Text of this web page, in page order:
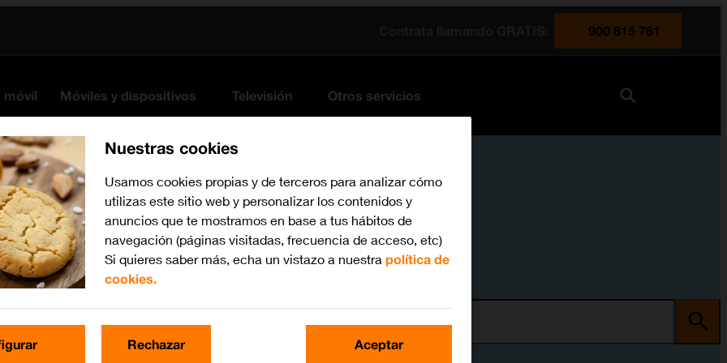
900 815 761
móvil Móviles y dispositivos Televisión Otros servicios
Nuestras cookies
Usamos cookies propias y de terceros para analizar cómo
utilizas este sitio web y personalizar los contenidos y
anuncios que te mostramos en base a tus hábitos de
navegación (páginas visitadas, frecuencia de acceso, etc)
Si quieres saber más, echa un vistazo a nuestra política de
cookies.
Rechazar Aceptar